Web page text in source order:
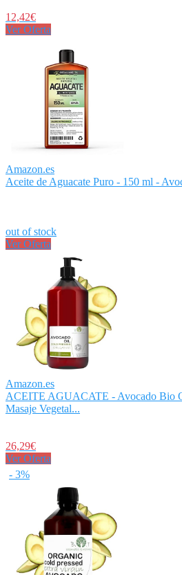
12,42€
Ver Oferta
Amazon.es
Aceite de Aguacate Puro - 150 ml -
out of stock
Ver Oferta
Amazon.es
ACEITE AGUACATE - Avocado Bio
Masaje Vegetal...
26,29€
Ver Oferta
- 3%